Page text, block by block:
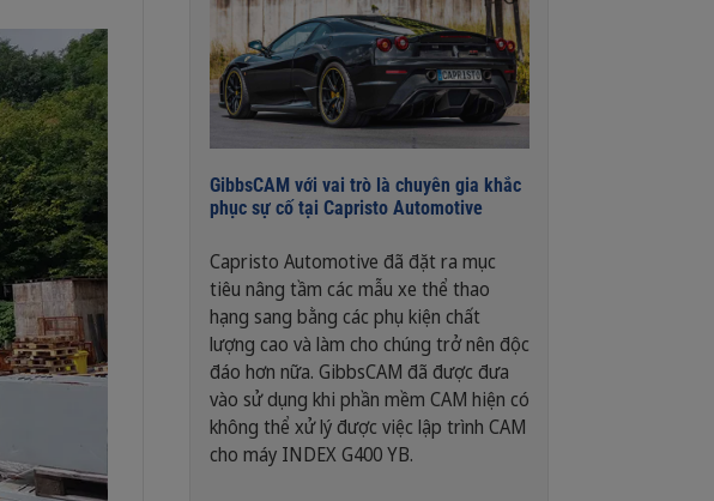
GibbsCAM với vai trò là chuyên gia khắc
phục sự cố tại Capristo Automotive
Capristo Automotive đã đặt ra mục
tiêu nâng tầm các mẫu xe thể thao
hạng sang bằng các phụ kiện chất
lượng cao và làm cho chúng trở nên độc
đáo hơn nữa. GibbsCAM đã được đưa
vào sử dụng khi phần mềm CAM hiện có
không thể xử lý được việc lập trình CAM
cho máy INDEX G400 YB.